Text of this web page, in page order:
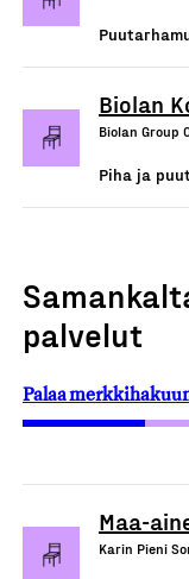
Biolan
Biolan Group
Piha ja
palvelut
Palaa
Maa-
Karin Pieni